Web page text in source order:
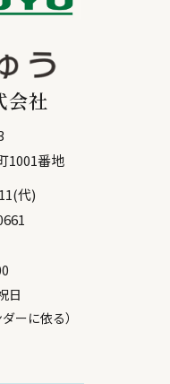
会社
1001番地
(代)
日
に依る）